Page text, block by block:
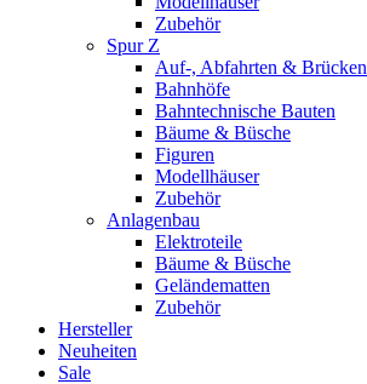
Zubehör
Spur Z
Auf-, Abfahrten & Brücken
Bahnhöfe
Bahntechnische Bauten
Bäume & Büsche
Figuren
Modellhäuser
Zubehör
Anlagenbau
Elektroteile
Bäume & Büsche
Geländematten
Zubehör
Hersteller
Neuheiten
Sale